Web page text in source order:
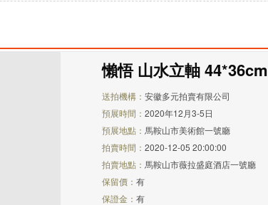
懶悟 山水立軸 44*36cm
送拍機構： 安徽多元拍賣有限公司
預展時間： 2020年12月3-5日
預展地點： 馬鞍山市美術館一號廳
拍賣時間： 2020-12-05 20:00:00
拍賣地點： 馬鞍山市薇拉盛庭酒店一號廳
保留價： 有
保證金： 有